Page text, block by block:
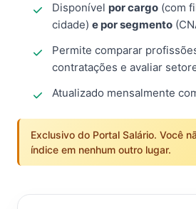
Disponível por cargo (com
cidade) e por segmento
Permite comparar
contratações e avaliar
Atualizado mensalmente
Exclusivo do Portal Salário. Você
índice em nenhum outro lugar.